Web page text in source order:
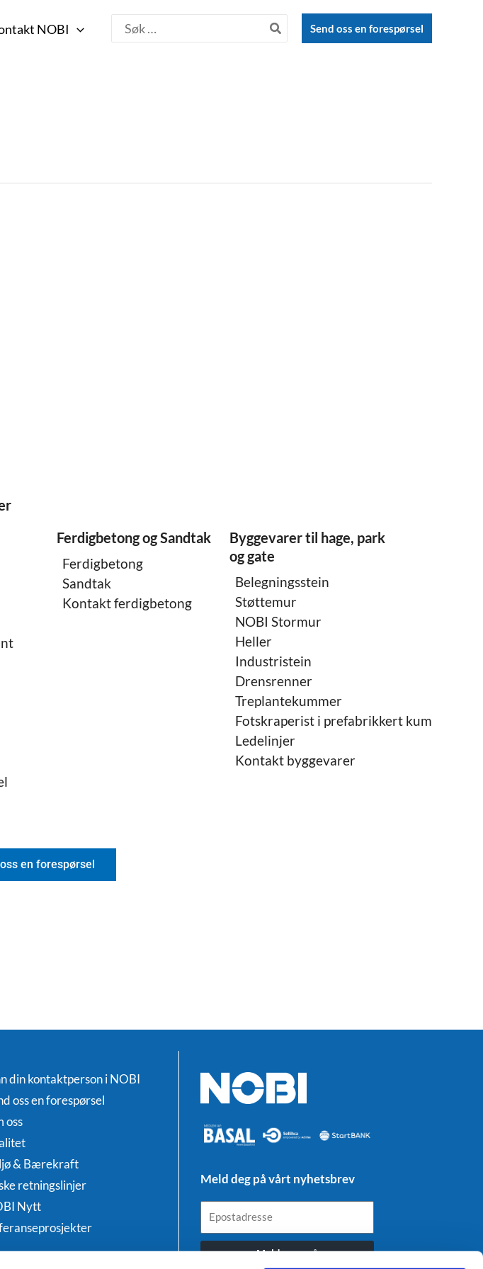
NOBI
Search
for:
Send oss en forespørsel
Ferdigbetong og Sandtak
Ferdigbetong
Sandtak
Kontakt ferdigbetong
Byggevarer til hage, park
og gate
Belegningsstein
Støttemur
NOBI Stormur
Heller
Industristein
Drensrenner
Treplantekummer
Fotskraperist i prefabrikkert kum
Ledelinjer
Kontakt byggevarer
en forespørsel
din kontaktperson i NOBI
oss en forespørsel
oss
& Bærekraft
retningslinjer
Nytt
og leveringsbetingelser
Meld deg på vårt nyhetsbrev
Epostadresse
Meld meg på